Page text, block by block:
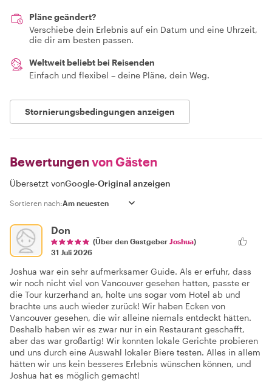
Pläne geändert?
Verschiebe dein Erlebnis auf ein Datum und eine Uhrzeit,
die dir am besten passen.
Weltweit beliebt bei Reisenden
Einfach und flexibel – deine Pläne, dein Weg.
Stornierungsbedingungen anzeigen
Bewertungen von Gästen
Übersetzt vonGoogle-Original anzeigen
Sortieren nach:
Don
(Über den Gastgeber Joshua)
31 Juli 2026
Joshua war ein sehr aufmerksamer Guide. Als er erfuhr, dass
wir noch nicht viel von Vancouver gesehen hatten, passte er
die Tour kurzerhand an, holte uns sogar vom Hotel ab und
brachte uns auch wieder zurück! Wir haben Ecken von
Vancouver gesehen, die wir alleine niemals entdeckt hätten.
Deshalb haben wir es zwar nur in ein Restaurant geschafft,
aber das war großartig! Wir konnten lokale Gerichte probieren
und uns durch eine Auswahl lokaler Biere testen. Alles in allem
hätten wir uns kein besseres Erlebnis wünschen können, und
Joshua hat es möglich gemacht!